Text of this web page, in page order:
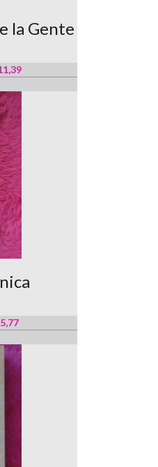
la Gente